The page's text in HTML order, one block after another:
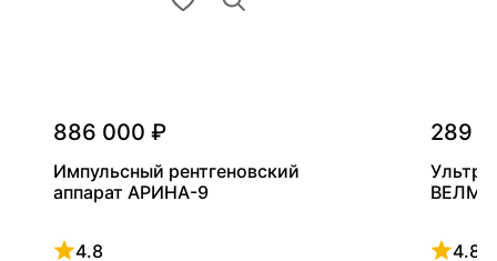
886 000 ₽
Импульсный рентгеновский
аппарат АРИНА-9
4.8
289
4.8